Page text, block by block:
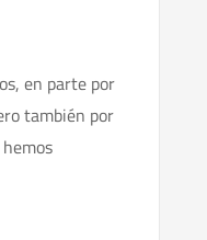
en parte por
también por